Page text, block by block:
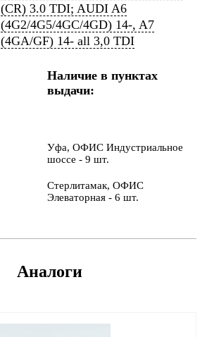
(CR) 3.0 TDI; AUDI A6
(4G2/4G5/4GC/4GD) 14-, A7
(4GA/GF) 14- all 3,0 TDI
Наличие в пунктах
выдачи:
Уфа, ОФИС Индустриальное
шоссе - 9 шт.
Стерлитамак, ОФИС
Элеваторная - 6 шт.
Аналоги